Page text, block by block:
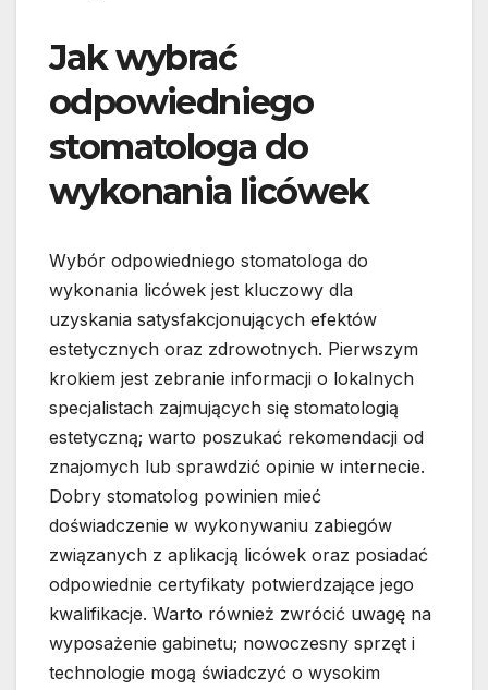
Jak wybrać
odpowiedniego
stomatologa do
wykonania licówek
Wybór odpowiedniego stomatologa do
wykonania licówek jest kluczowy dla
uzyskania satysfakcjonujących efektów
estetycznych oraz zdrowotnych. Pierwszym
krokiem jest zebranie informacji o lokalnych
specjalistach zajmujących się stomatologią
estetyczną; warto poszukać rekomendacji od
znajomych lub sprawdzić opinie w internecie.
Dobry stomatolog powinien mieć
doświadczenie w wykonywaniu zabiegów
związanych z aplikacją licówek oraz posiadać
odpowiednie certyfikaty potwierdzające jego
kwalifikacje. Warto również zwrócić uwagę na
wyposażenie gabinetu; nowoczesny sprzęt i
technologie mogą świadczyć o wysokim